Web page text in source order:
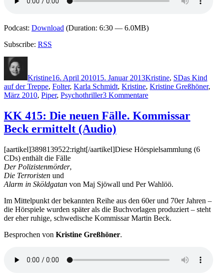
Podcast: Download (Duration: 6:30 — 6.0MB)
Subscribe: RSS
Kristine16. April 201015. Januar 2013Kristine, SDas Kind
auf der Treppe, Folter, Karla Schmidt, Kristine, Kristine Greßhöner,
März 2010, Piper, Psychothriller3 Kommentarezu
Karla
Das
Kind
Treppe
KK 415: Die neuen Fälle. Kommissar
Beck ermittelt (Audio)
[aartikel]3898139522:right[/aartikel]Diese Hörspielsammlung (6
CDs) enthält die Fälle
Der Polizistenmörder,
Die Terroristen und
Alarm in Sköldgatan von Maj Sjöwall und Per Wahlöö.
Im Mittelpunkt der bekannten Reihe aus den 60er und 70er Jahren –
die Hörspiele wurden später als die Buchvorlagen produziert – steht
der eher ruhige, schwedische Kommissar Martin Beck.
Besprochen von Kristine Greßhöner.